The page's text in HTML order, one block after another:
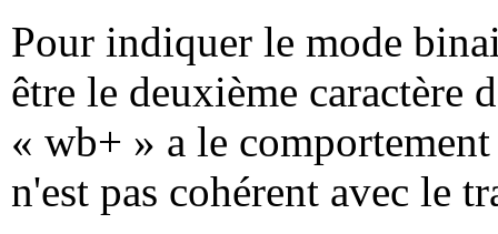
Pour indiquer le mode
être le deuxième caractère
« wb+ » a le
n'est pas cohérent avec le